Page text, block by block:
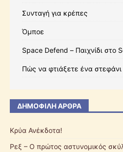
Συνταγή για κρέπες
Όμποε
Space Defend – Παιχνίδι στο
Πώς να φτιάξετε ένα στεφάνι
ΔΗΜΟΦΙΛΉ ΆΡΘΡΑ
Κρύα Ανέκδοτα!
Ρεξ – Ο πρώτος αστυνομικός